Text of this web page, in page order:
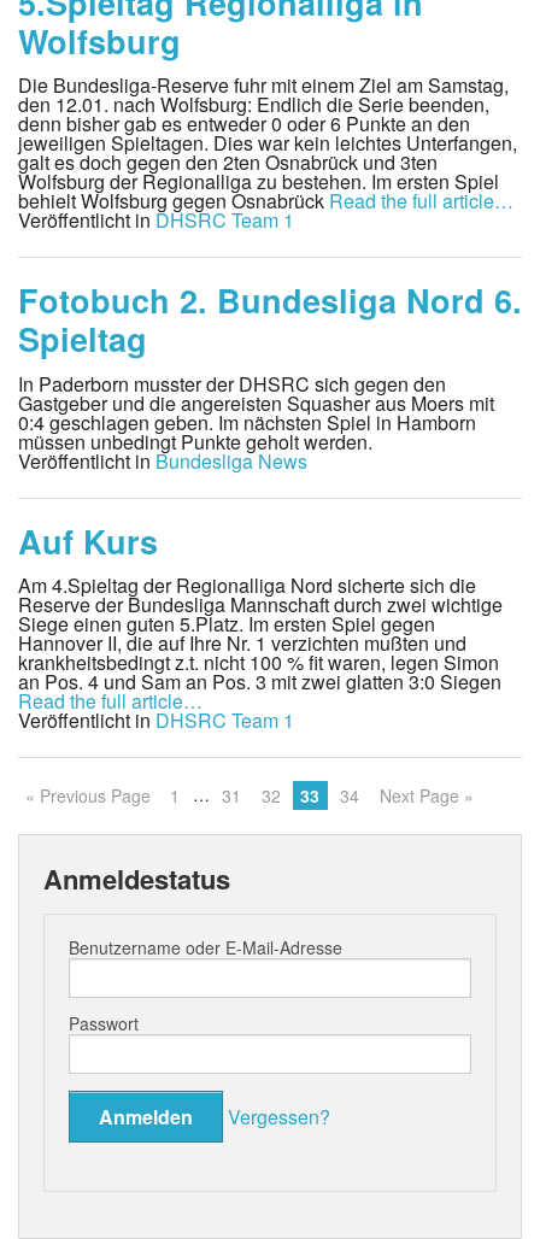
Wolfsburg
Die Bundesliga-Reserve fuhr mit einem Ziel am Samstag,
den 12.01. nach Wolfsburg: Endlich die Serie beenden,
denn bisher gab es entweder 0 oder 6 Punkte an den
jeweiligen Spieltagen. Dies war kein leichtes Unterfangen,
galt es doch gegen den 2ten Osnabrück und 3ten
Wolfsburg der Regionalliga zu bestehen. Im ersten Spiel
behielt Wolfsburg gegen Osnabrück Read the full article…
Veröffentlicht in DHSRC Team 1
Fotobuch 2. Bundesliga Nord 6.
Spieltag
In Paderborn musster der DHSRC sich gegen den
Gastgeber und die angereisten Squasher aus Moers mit
0:4 geschlagen geben. Im nächsten Spiel in Hamborn
müssen unbedingt Punkte geholt werden.
Veröffentlicht in Bundesliga News
Auf Kurs
Am 4.Spieltag der Regionalliga Nord sicherte sich die
Reserve der Bundesliga Mannschaft durch zwei wichtige
Siege einen guten 5.Platz. Im ersten Spiel gegen
Hannover II, die auf Ihre Nr. 1 verzichten mußten und
krankheitsbedingt z.t. nicht 100 % fit waren, legen Simon
an Pos. 4 und Sam an Pos. 3 mit zwei glatten 3:0 Siegen
Read the full article…
Veröffentlicht in DHSRC Team 1
« Previous Page 1 … 31 32 33 34 Next Page »
Anmeldestatus
Benutzername oder E-Mail-Adresse
Passwort
Vergessen?